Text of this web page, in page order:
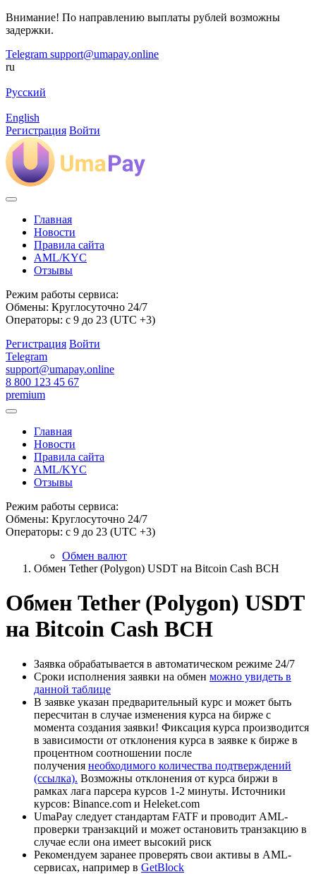
Внимание! По направлению выплаты рублей возможны
задержки.
Telegram support@umapay.online
ru
Русский
English
Регистрация Войти
Главная
Новости
Правила сайта
AML/KYC
Отзывы
Режим работы сервиса:
Обмены: Круглосуточно 24/7
Операторы: с 9 до 23 (UTC +3)
Регистрация Войти
Telegram
support@umapay.online
8 800 123 45 67
premium
Главная
Новости
Правила сайта
AML/KYC
Отзывы
Режим работы сервиса:
Обмены: Круглосуточно 24/7
Операторы: с 9 до 23 (UTC +3)
Обмен валют
Обмен Tether (Polygon) USDT на Bitcoin Cash BCH
Обмен Tether (Polygon) USDT
на Bitcoin Cash BCH
Заявка обрабатывается в автоматическом режиме 24/7
Сроки исполнения заявки на обмен можно увидеть в
данной таблице
В заявке указан предварительный курс и может быть
пересчитан в случае изменения курса на бирже с
момента создания заявки! Фиксация курса производится
в зависимости от отклонения курса в заявке к бирже в
процентном соотношении после
получения необходимого количества подтверждений
(ссылка). Возможны отклонения от курса биржи в
рамках лага парсера курсов 1-2 минуты. Источники
курсов: Binance.com и Heleket.com
UmaPay следует стандартам FATF и проводит AML-
проверки транзакций и может остановить транзакцию в
случае если она имеет высокий риск
Рекомендуем заранее проверять свои активы в AML-
сервисах, например в GetBlock